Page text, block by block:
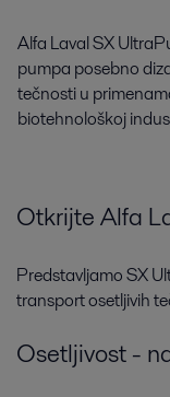
Alfa Laval SX
pumpa posebno
tečnosti u
biotehnološkoj
Otkrijte Alfa
Predstavljamo SX
transport osetljivih
Osetljivost -